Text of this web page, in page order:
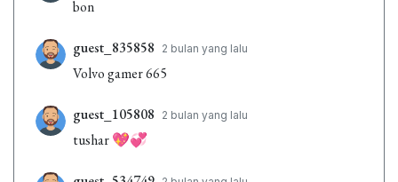
bon
guest_835858 2 bulan yang lalu
Volvo gamer 665
guest_105808 2 bulan yang lalu
tushar 💖💞